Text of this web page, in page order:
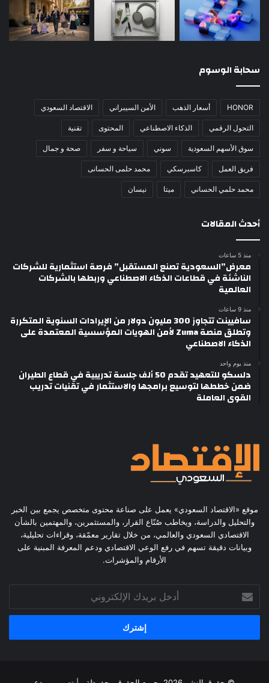
سحابة الوسوم
HONOR أسعار الذهب الأمن السيبراني الاقتصاد السعودي
التحول الرقمي الذكاء الاصطناعي المحتوى تقنية
سوق الأسهم السعودية سوني سياحة و سفر صحة و جمال
فريق العمل كاسبرسكي محمد حلمى الحسانى
محمد حلمي الحساني ميتا نيسان
أحدث المقالات
منذ 5 ساعات
معرض”السعودية تصنع المستقبل” فرصة استثمارية للشركات
الناشئة في قطاعات الذكاء الاصطناعي وربطها بالشركات
العالمية
منذ 9 ساعات
سافيينت تتجاوز 300 مليون دولار من الإيرادات السنوية المتكررة
وتطلق منصة Zuma لأمن الهويات المؤسسية المعتمدة على
الذكاء الاصطناعي
منذ يوم واحد
دلسكو للتعهيد تقدم 50 ألف جلسة تدريبية في قطاع الطيران
ضمن خططها لتوسيع برامجها والاستثمار في تقنيات تدريب
القوى العاملة
موقع «الاقتصاد السعودي» يعمل على صناعة محتوى متخصص يجمع بين الخبر
والتحليل والدراسة، ويخاطب صُنّاع القرار، والمستثمرين، والمهتمين بالشأن
الاقتصادي السعودي والعالمي، من خلال تقارير معمّقة، وقراءات تحليلية،
وبيانات دقيقة تسهم في رفع الوعي الاقتصادي ودعم المعرفة المبنية على
الأرقام والمؤشرات.
بريدك
الإلكتروني